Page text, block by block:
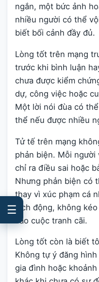
ngắn, một bức ảnh
nhiều người có thể
biết bối cảnh đầy đủ.
Lòng tốt trên mạng
trước khi bình luận
chưa được kiểm
dự, công việc hoặc
Một lời nói đùa có
thể nếu được nhiều
Tử tế trên mạng
phản biện. Mỗi
chỉ ra điều sai hoặc
Nhưng phản biện có
thay vì xúc phạm cá
kích động, không
vào cuộc tranh cãi.
Lòng tốt còn là biết
Không tự ý đăng
gia đình hoặc
☰